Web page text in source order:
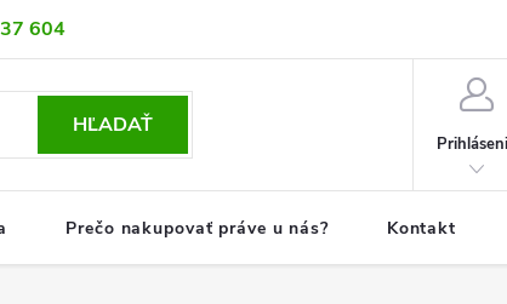
604
HĽADAŤ
Prečo nakupovať práve u nás? Kontakt